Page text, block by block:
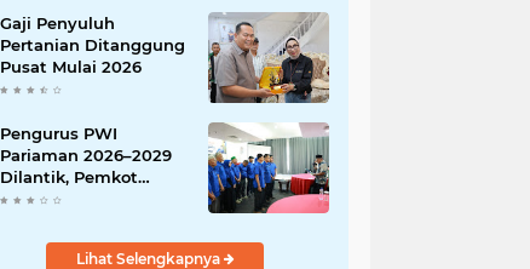
Gaji Penyuluh
Pertanian Ditanggung
Pusat Mulai 2026
Pengurus PWI
Pariaman 2026–2029
Dilantik, Pemkot
Tekankan Sinergi dan
Lihat Selengkapnya